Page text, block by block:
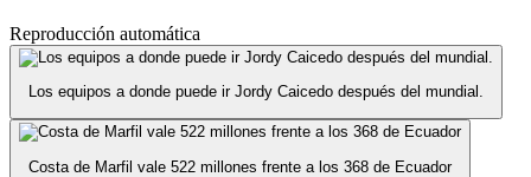
Reproducción automática
Los equipos a donde puede ir Jordy Caicedo después del mundial.
Costa de Marfil vale 522 millones frente a los 368 de Ecuador